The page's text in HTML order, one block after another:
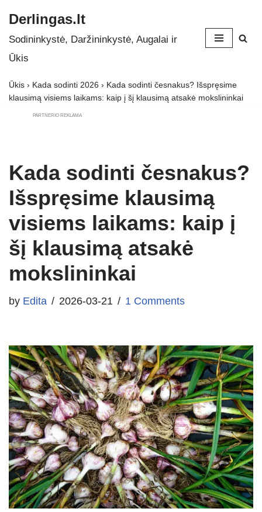
Skip
to
Derlingas.lt
Sodininkystė, Daržininkystė, Augalai ir
Ūkis
Ūkis › Kada sodinti 2026 › Kada sodinti česnakus? Išspręsime
klausimą visiems laikams: kaip į šį klausimą atsakė mokslininkai
PARTNERIO REKLAMA
Kada sodinti česnakus?
Išspręsime klausimą
visiems laikams: kaip į
šį klausimą atsakė
mokslininkai
by Edita 2026-03-21 1 Comments